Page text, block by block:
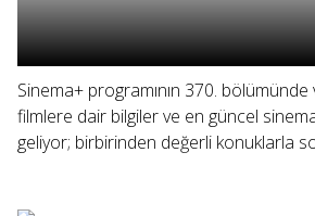
Sinema+ programının 370.
filmlere dair bilgiler ve en güncel
geliyor; birbirinden değerli konuklarla